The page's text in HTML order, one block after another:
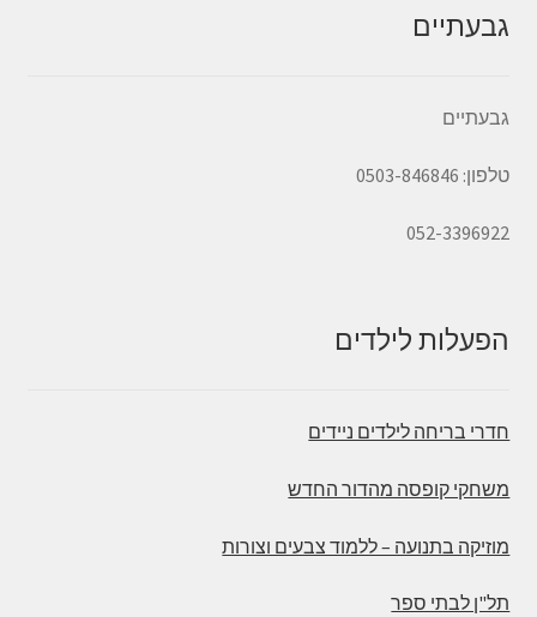
גבעתיים
גבעתיים
טלפון: 0503-846846
052-3396922
הפעלות לילדים
חדרי בריחה לילדים ניידים
משחקי קופסה מהדור החדש
מוזיקה בתנועה – ללמוד צבעים וצורות
תל"ן לבתי ספר